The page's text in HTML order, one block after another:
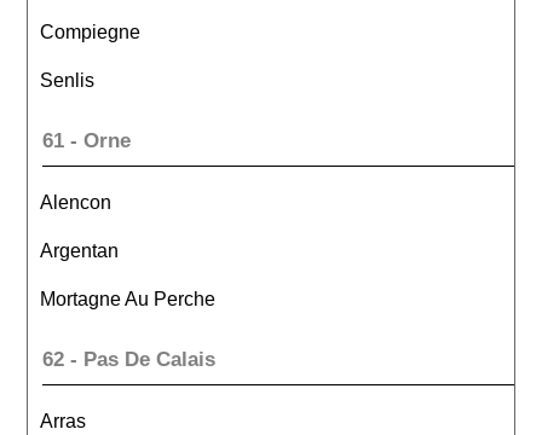
Compiegne
Senlis
61 - Orne
Alencon
Argentan
Mortagne Au Perche
62 - Pas De Calais
Arras